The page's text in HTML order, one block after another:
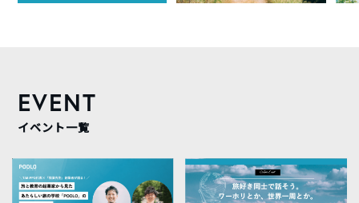
EVENT
イベント一覧